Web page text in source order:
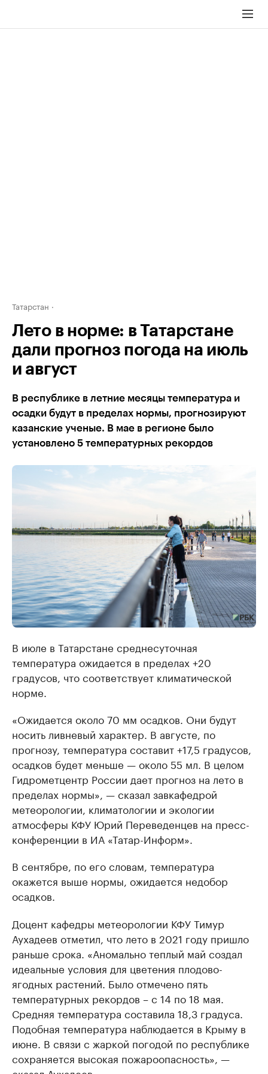
Татарстан
Лето в норме: в Татарстане
дали прогноз погода на июль
и август
В республике в летние месяцы температура и
осадки будут в пределах нормы, прогнозируют
казанские ученые. В мае в регионе было
установлено 5 температурных рекордов
В июле в Татарстане среднесуточная
температура ожидается в пределах +20
градусов, что соответствует климатической
норме.
«Ожидается около 70 мм осадков. Они будут
носить ливневый характер. В августе, по
прогнозу, температура составит +17,5 градусов,
осадков будет меньше — около 55 мл. В целом
Гидрометцентр России дает прогноз на лето в
пределах нормы», — сказал завкафедрой
метеорологии, климатологии и экологии
атмосферы КФУ Юрий Переведенцев на пресс-
конференции в ИА «Татар-Информ».
В сентябре, по его словам, температура
окажется выше нормы, ожидается недобор
осадков.
Доцент кафедры метеорологии КФУ Тимур
Аухадеев отметил, что лето в 2021 году пришло
раньше срока. «Аномально теплый май создал
идеальные условия для цветения плодово-
ягодных растений. Было отмечено пять
температурных рекордов – с 14 по 18 мая.
Средняя температура составила 18,3 градуса.
Подобная температура наблюдается в Крыму в
июне. В связи с жаркой погодой по республике
сохраняется высокая пожароопасность», —